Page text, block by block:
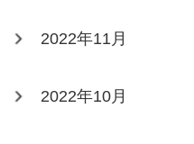
2022年11月
2022年10月